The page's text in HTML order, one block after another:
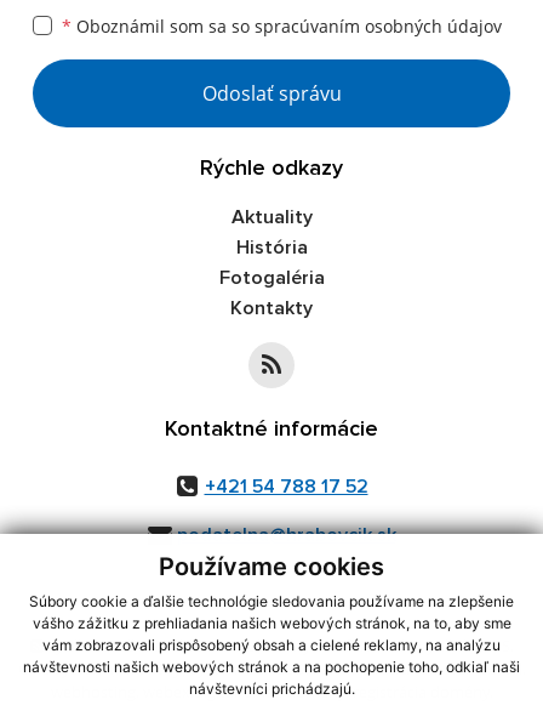
Používame cookies
Súbory cookie a ďalšie technológie sledovania používame na zlepšenie
vášho zážitku z prehliadania našich webových stránok, na to, aby sme
vám zobrazovali prispôsobený obsah a cielené reklamy, na analýzu
návštevnosti našich webových stránok a na pochopenie toho, odkiaľ naši
návštevníci prichádzajú.
* Oboznámil som sa so spracúvaním osobných údajov
Google reCaptcha Response
Odoslať správu
Rýchle odkazy
Aktuality
História
Fotogaléria
Kontakty
Kontaktné informácie
+421 54 788 17 52
podatelna@hrabovcik.sk
využite možnosť získavania aktuálnych informácií s využitím RSS
CMS systém (redakčný) systém ECHELON 2,Mapa stránok,web portál
webex.digital, s.r.o.,domény,registrácia domény